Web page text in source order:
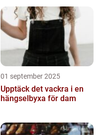
01 september 2025
Upptäck det vackra i en
hängselbyxa för dam